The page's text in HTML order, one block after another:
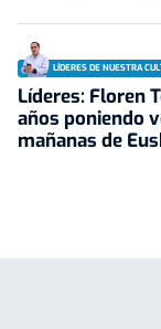
LÍDERES DE NUESTRA
Líderes: Floren
años poniendo
mañanas de